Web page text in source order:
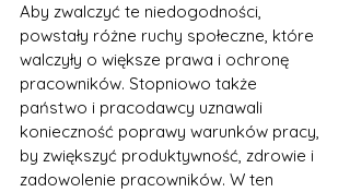
Aby zwalczyć te niedogodności,
powstały różne ruchy społeczne, które
walczyły o większe prawa i ochronę
pracowników. Stopniowo także
państwo i pracodawcy uznawali
konieczność poprawy warunków pracy,
by zwiększyć produktywność, zdrowie i
zadowolenie pracowników. W ten